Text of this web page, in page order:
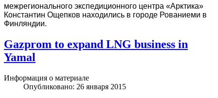
межрегионального экспедиционного центра «Арктика»
Константин Ощепков находились в городе Рованиеми в
Финляндии.
Gazprom to expand LNG business in
Yamal
Информация о материале
Опубликовано: 26 января 2015